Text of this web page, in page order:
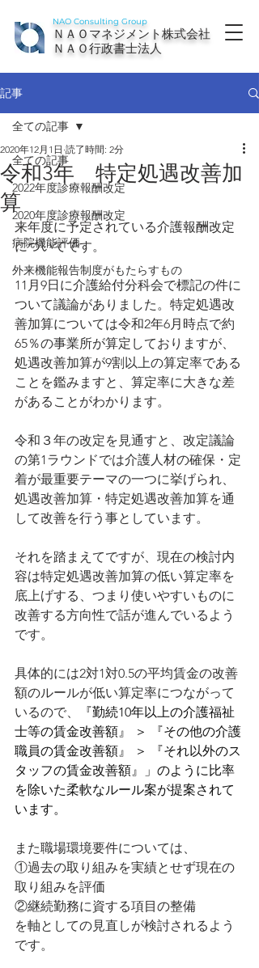
NAO Consulting Group
ＮＡＯマネジメント株式会社
ＮＡＯ行政書士法人
記事
全ての記事
2022年度診療報酬改定
2020年度診療報酬改定
病院機能評価
外来機能報告制度がもたらすもの
全ての記事
令和3年 特定処遇改善加
算
2020年12月1日 読了時間: 2分
来年度に予定されている介護報酬改定
についてです。
11月9日に介護給付分科会で標記の件に
ついて議論がありました。特定処遇改
善加算については令和2年6月時点で約
65％の事業所が算定しておりますが、
処遇改善加算が9割以上の算定率である
ことを鑑みますと、算定率に大きな差
があることがわかります。
令和３年の改定を見通すと、改定議論
の第1ラウンドでは介護人材の確保・定
着が最重要テーマの一つに挙げられ、
処遇改善加算・特定処遇改善加算を通
して改善を行う事としています。
それを踏まえてですが、現在の検討内
容は特定処遇改善加算の低い算定率を
底上げする、つまり使いやすいものに
改善する方向性で話が進んでいるよう
です。
具体的には2対1対0.5の平均賃金の改善
額のルールが低い算定率につながって
いるので、
『勤続10年以上の介護福祉
士等の賃金改善額』 ＞ 『その他の介護
職員の賃金改善額』 ＞ 『それ以外のス
タッフの賃金改善額』」のように比率
を除いた柔軟なルール案が提案されて
います。
また職場環境要件については、
①過去の取り組みを実績とせず現在の
取り組みを評価
②継続勤務に資する項目の整備
を軸としての見直しが検討されるよう
です。